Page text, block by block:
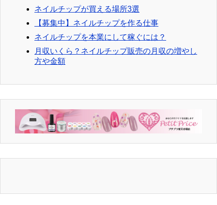
ネイルチップが買える場所3選
【募集中】ネイルチップを作る仕事
ネイルチップを本業にして稼ぐには？
月収いくら？ネイルチップ販売の月収の増やし
方や金額